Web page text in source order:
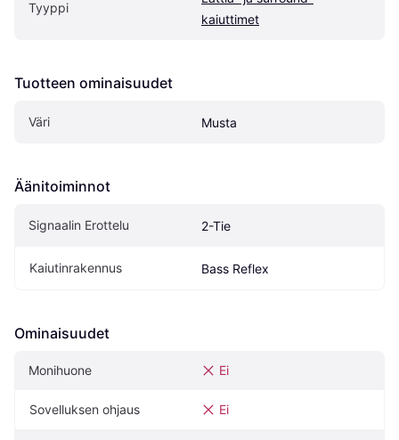
Tyyppi
kaiuttimet
Tuotteen ominaisuudet
Väri Musta
Äänitoiminnot
Signaalin Erottelu 2-Tie
Kaiutinrakennus Bass Reflex
Ominaisuudet
Monihuone Ei
Sovelluksen ohjaus Ei